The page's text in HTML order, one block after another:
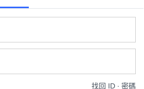
找回 ID ∙ 密碼